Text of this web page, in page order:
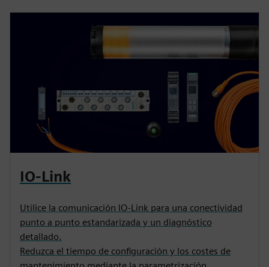
IO-Link
Utilice la comunicación IO-Link para una conectividad
punto a punto estandarizada y un diagnóstico
detallado.
Reduzca el tiempo de configuración y los costes de